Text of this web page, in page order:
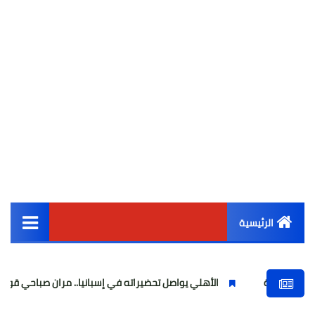
الرئيسية
أخبار مصر
الأهلي يواصل تحضيراته في إسبانيا.. مران صباحي قوي استعدادًا